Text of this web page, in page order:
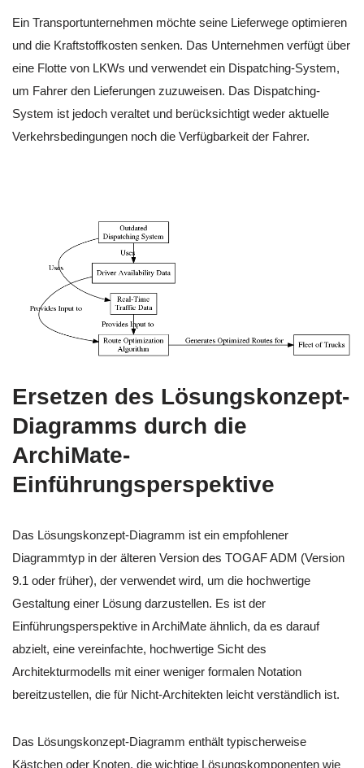
Ein Transportunternehmen möchte seine Lieferwege optimieren
und die Kraftstoffkosten senken. Das Unternehmen verfügt über
eine Flotte von LKWs und verwendet ein Dispatching-System,
um Fahrer den Lieferungen zuzuweisen. Das Dispatching-
System ist jedoch veraltet und berücksichtigt weder aktuelle
Verkehrsbedingungen noch die Verfügbarkeit der Fahrer.
Ersetzen des Lösungskonzept-
Diagramms durch die
ArchiMate-
Einführungsperspektive
Das Lösungskonzept-Diagramm ist ein empfohlener
Diagrammtyp in der älteren Version des TOGAF ADM (Version
9.1 oder früher), der verwendet wird, um die hochwertige
Gestaltung einer Lösung darzustellen. Es ist der
Einführungsperspektive in ArchiMate ähnlich, da es darauf
abzielt, eine vereinfachte, hochwertige Sicht des
Architekturmodells mit einer weniger formalen Notation
bereitzustellen, die für Nicht-Architekten leicht verständlich ist.
Das Lösungskonzept-Diagramm enthält typischerweise
Kästchen oder Knoten, die wichtige Lösungskomponenten wie